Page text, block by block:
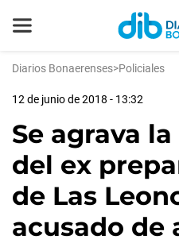
Diarios Bonaerenses>Policiales
12 de junio de 2018 - 13:32
Se agrava
del ex
de Las
acusado de